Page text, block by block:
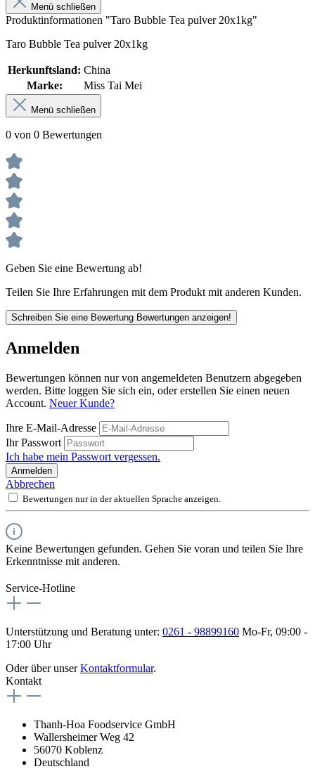
Menü schließen
Produktinformationen "Taro Bubble Tea pulver 20x1kg"
Taro Bubble Tea pulver 20x1kg
Herkunftsland: China
Marke:
Miss Tai Mei
Menü schließen
0 von 0 Bewertungen
Geben Sie eine Bewertung ab!
Teilen Sie Ihre Erfahrungen mit dem Produkt mit anderen Kunden.
Schreiben Sie eine Bewertung Bewertungen anzeigen!
Anmelden
Bewertungen können nur von angemeldeten Benutzern abgegeben
werden. Bitte loggen Sie sich ein, oder erstellen Sie einen neuen
Account. Neuer Kunde?
Ihre E-Mail-Adresse
Ihr Passwort
Ich habe mein Passwort vergessen.
Anmelden
Abbrechen
Bewertungen nur in der aktuellen Sprache anzeigen.
Keine Bewertungen gefunden. Gehen Sie voran und teilen Sie Ihre
Erkenntnisse mit anderen.
Service-Hotline
Unterstützung und Beratung unter: 0261 - 98899160 Mo-Fr, 09:00 -
17:00 Uhr
Oder über unserKontaktformular.
Kontakt
Thanh-Hoa Foodservice GmbH
Wallersheimer Weg 42
56070 Koblenz
Deutschland